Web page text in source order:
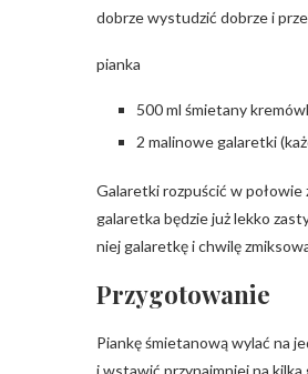
dobrze wystudzić dobrze i
pianka
500 ml śmietany
2 malinowe galaretki
Galaretki rozpuścić w
galaretka będzie już lekko
niej galaretkę i chwilę
Przygotowanie
Piankę śmietanową wylać na
i wstawić przynajmniej na